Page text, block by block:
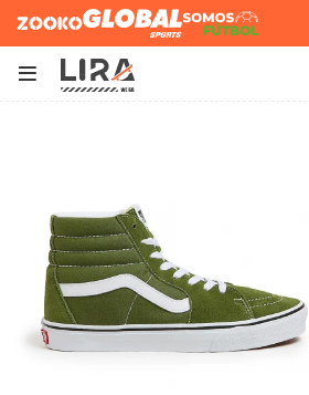
Zooko Global Sports
Somos
Futbol
